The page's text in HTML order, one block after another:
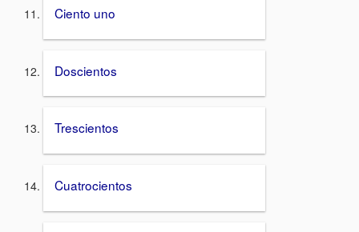
Ciento uno
Doscientos
Trescientos
Cuatrocientos